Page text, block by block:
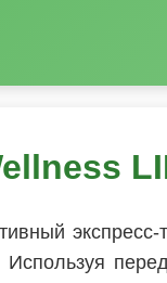
экспресс-